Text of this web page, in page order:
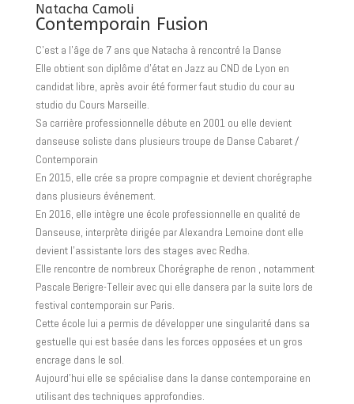
Natacha Camoli
Contemporain Fusion
C’est a l’âge de 7 ans que Natacha à rencontré la Danse
Elle obtient son diplôme d’état en Jazz au CND de Lyon en
candidat libre, après avoir été former faut studio du cour au
studio du Cours Marseille.
Sa carrière professionnelle débute en 2001 ou elle devient
danseuse soliste dans plusieurs troupe de Danse Cabaret /
Contemporain
En 2015, elle crée sa propre compagnie et devient chorégraphe
dans plusieurs événement.
En 2016, elle intègre une école professionnelle en qualité de
Danseuse, interprète dirigée par Alexandra Lemoine dont elle
devient l’assistante lors des stages avec Redha.
Elle rencontre de nombreux Chorégraphe de renon , notamment
Pascale Berigre-Telleir avec qui elle dansera par la suite lors de
festival contemporain sur Paris.
Cette école lui a permis de développer une singularité dans sa
gestuelle qui est basée dans les forces opposées et un gros
encrage dans le sol.
Aujourd’hui elle se spécialise dans la danse contemporaine en
utilisant des techniques approfondies.